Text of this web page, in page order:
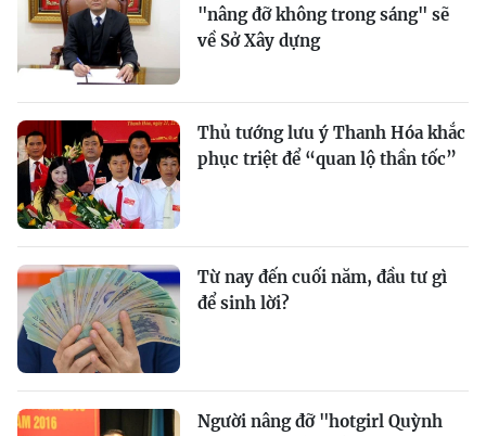
"nâng đỡ không trong sáng" sẽ
về Sở Xây dựng
Thủ tướng lưu ý Thanh Hóa khắc
phục triệt để “quan lộ thần tốc”
Từ nay đến cuối năm, đầu tư gì
để sinh lời?
Người nâng đỡ "hotgirl Quỳnh